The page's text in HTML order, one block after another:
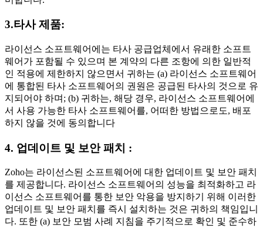
3.타사 제품:
라이선스 소프트웨어에는 타사 공급업체에서 유래한 소프트
웨어가 포함될 수 있으며 본 계약의 다른 조항에 의한 일반적
인 적용에 제한하지 않으면서 귀하는 (a) 라이선스 소프트웨어
에 통합된 타사 소프트웨어의 권원은 공급된 타사의 것으로 유
지되어야 하며; (b) 귀하는, 해당 경우, 라이선스 소프트웨어에
서 사용 가능한 타사 소프트웨어를, 어떠한 방법으로도, 배포
하지 않을 것에 동의합니다
4. 업데이트 및 보안 패치 :
Zoho는 라이선스된 소프트웨어에 대한 업데이트 및 보안 패치
를 제공합니다. 라이선스 소프트웨어의 성능을 최적화하고 라
이선스 소프트웨어를 통한 보안 악용을 방지하기 위해 이러한
업데이트 및 보안 패치를 즉시 설치하는 것은 귀하의 책임입니
다. 또한 (a) 보안 모범 사례 지침을 주기적으로 확인 및 준수하